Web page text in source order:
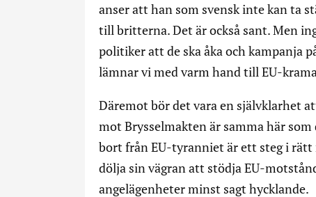
anser att han som svensk inte kan ta
till britterna. Det är också sant. Men
politiker att de ska åka och kampanja
lämnar vi med varm hand till EU-
Däremot bör det vara en självklarhet
mot Brysselmakten är samma här
bort från EU-tyranniet är ett steg i
dölja sin vägran att stödja EU-
angelägenheter minst sagt hycklande.